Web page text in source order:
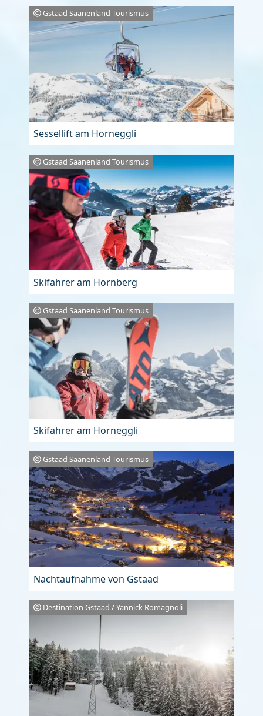
Gstaad Saanenland Tourismus
Sessellift am Horneggli
Gstaad Saanenland Tourismus
Skifahrer am Hornberg
Gstaad Saanenland Tourismus
Skifahrer am Horneggli
Gstaad Saanenland Tourismus
Nachtaufnahme von Gstaad
Destination Gstaad / Yannick Romagnoli